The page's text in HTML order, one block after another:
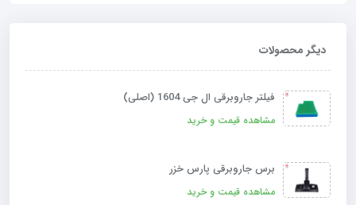
دیگر محصولات
فیلتر جاروبرقی ال جی 1604 (اصلی)
مشاهده قیمت و خرید
برس جاروبرقی پارس خزر
مشاهده قیمت و خرید